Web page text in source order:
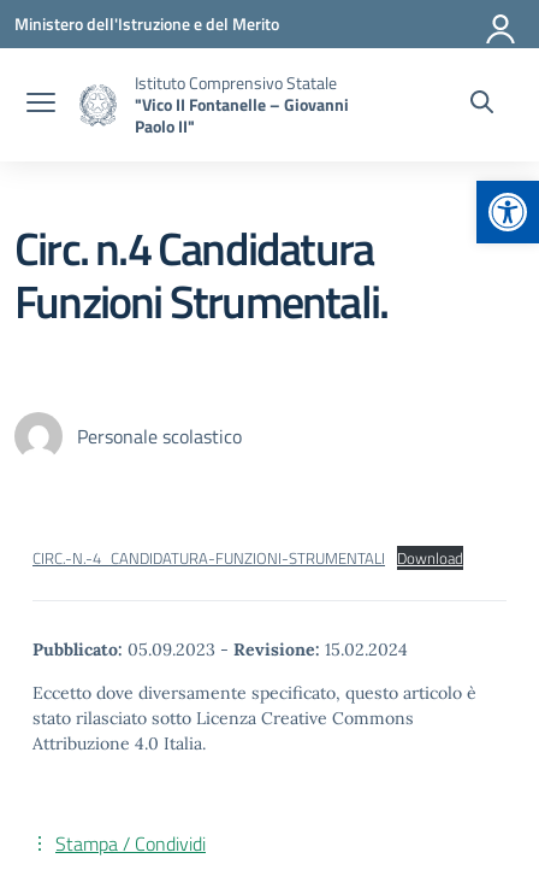
Vai ai contenuti
Vai al menu di navigazione
Vai al footer
Ministero dell'Istruzione e del Merito
Istituto Comprensivo Statale
"Vico II Fontanelle – Giovanni
Paolo II"
Circ. n.4 Candidatura
Funzioni Strumentali.
Personale scolastico
CIRC.-N.-4_CANDIDATURA-FUNZIONI-STRUMENTALI Download
Pubblicato: 05.09.2023 - Revisione: 15.02.2024
Eccetto dove diversamente specificato, questo articolo è
stato rilasciato sotto Licenza Creative Commons
Attribuzione 4.0 Italia.
Stampa / Condividi